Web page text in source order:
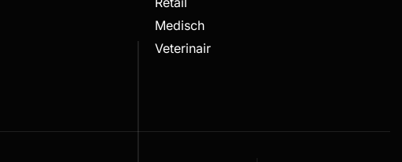
Medisch
Veterinair